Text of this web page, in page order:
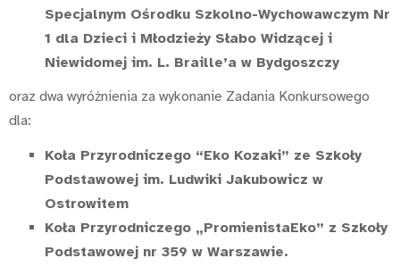
Specjalnym Ośrodku Szkolno-Wychowawczym Nr
1 dla Dzieci i Młodzieży Słabo Widzącej i
Niewidomej im. L. Braille’a w Bydgoszczy
oraz dwa wyróżnienia za wykonanie Zadania Konkursowego
dla:
Koła Przyrodniczego “Eko Kozaki” ze Szkoły
Podstawowej im. Ludwiki Jakubowicz w
Ostrowitem
Koła Przyrodniczego „PromienistaEko” z Szkoły
Podstawowej nr 359 w Warszawie.